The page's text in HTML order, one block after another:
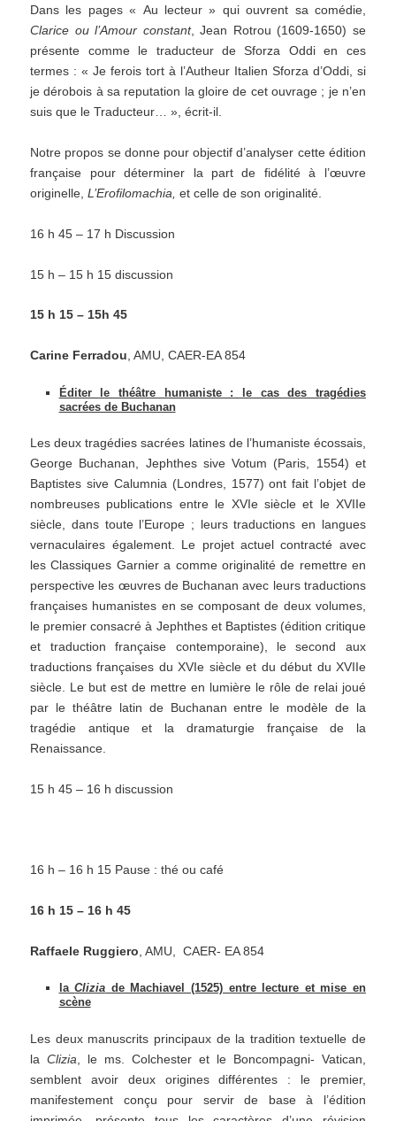
Dans les pages « Au lecteur » qui ouvrent sa comédie,
Clarice ou l’Amour constant, Jean Rotrou (1609-1650) se
présente comme le traducteur de Sforza Oddi en ces
termes : « Je ferois tort à l’Autheur Italien Sforza d’Oddi, si
je dérobois à sa reputation la gloire de cet ouvrage ; je n’en
suis que le Traducteur… », écrit-il.
Notre propos se donne pour objectif d’analyser cette édition
française pour déterminer la part de fidélité à l’œuvre
originelle,L’Erofilomachia,et celle de son originalité.
16 h 45 – 17 h Discussion
15 h – 15 h 15 discussion
15 h 15 – 15h 45
Carine Ferradou , AMU, CAER-EA 854
Éditer le théâtre humaniste : le cas des tragédies
sacrées de Buchanan
Les deux tragédies sacrées latines de l’humaniste écossais,
George Buchanan, Jephthes sive Votum (Paris, 1554) et
Baptistes sive Calumnia (Londres, 1577) ont fait l’objet de
nombreuses publications entre le XVIe siècle et le XVIIe
siècle, dans toute l’Europe ; leurs traductions en langues
vernaculaires également. Le projet actuel contracté avec
les Classiques Garnier a comme originalité de remettre en
perspective les œuvres de Buchanan avec leurs traductions
françaises humanistes en se composant de deux volumes,
le premier consacré à Jephthes et Baptistes (édition critique
et traduction française contemporaine), le second aux
traductions françaises du XVIe siècle et du début du XVIIe
siècle. Le but est de mettre en lumière le rôle de relai joué
par le théâtre latin de Buchanan entre le modèle de la
tragédie antique et la dramaturgie française de la
Renaissance.
15 h 45 – 16 h discussion
16 h – 16 h 15 Pause : thé ou café
16 h 15 – 16 h 45
Raffaele Ruggiero , AMU, CAER- EA 854
laClizia de Machiavel (1525) entre lecture et mise en
scène
Les deux manuscrits principaux de la tradition textuelle de
laClizia , le ms. Colchester et le Boncompagni- Vatican,
semblent avoir deux origines différentes : le premier,
manifestement conçu pour servir de base à l’édition